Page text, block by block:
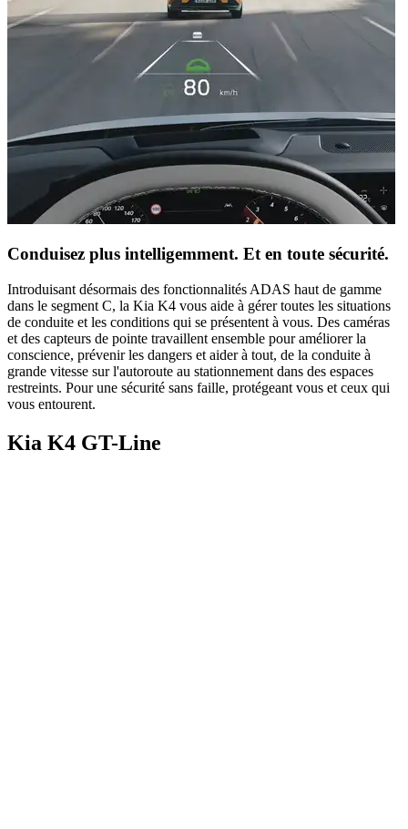
Conduisez plus intelligemment. Et en toute sécurité.
Introduisant désormais des fonctionnalités ADAS haut de gamme
dans le segment C, la Kia K4 vous aide à gérer toutes les situations
de conduite et les conditions qui se présentent à vous. Des caméras
et des capteurs de pointe travaillent ensemble pour améliorer la
conscience, prévenir les dangers et aider à tout, de la conduite à
grande vitesse sur l'autoroute au stationnement dans des espaces
restreints. Pour une sécurité sans faille, protégeant vous et ceux qui
vous entourent.
Kia K4 GT-Line